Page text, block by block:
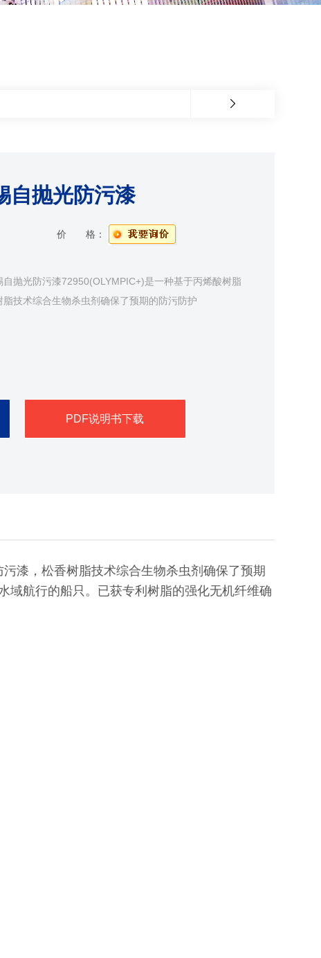
自抛光防污漆
价 格：
抛光防污漆72950(OLYMPIC+)是一种基于丙烯酸树脂
技术综合生物杀虫剂确保了预期的防污防护
PDF说明书下载
漆，松香树脂技术综合生物杀虫剂确保了预期
域航行的船只。已获专利树脂的强化无机纤维确